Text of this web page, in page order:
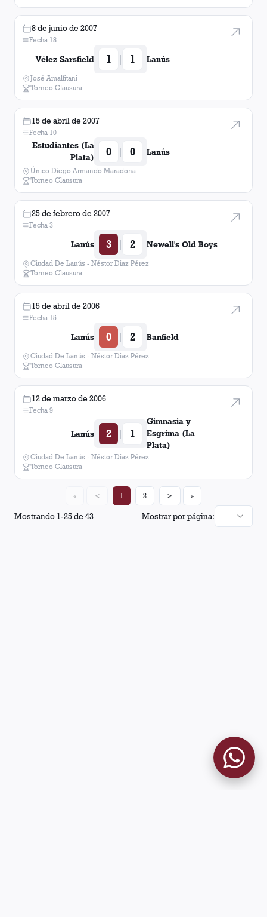
8 de junio de 2007
Fecha 18
Vélez Sarsfield 1 | 1 Lanús
José Amalfitani
Torneo Clausura
15 de abril de 2007
Fecha 10
Estudiantes (La
Plata)
0 | 0 Lanús
Único Diego Armando Maradona
Torneo Clausura
25 de febrero de 2007
Fecha 3
Lanús 3 | 2 Newell's Old Boys
Ciudad De Lanús - Néstor Diaz Pérez
Torneo Clausura
15 de abril de 2006
Fecha 15
Lanús 0 | 2 Banfield
Ciudad De Lanús - Néstor Diaz Pérez
Torneo Clausura
12 de marzo de 2006
Fecha 9
Lanús 2 | 1
Gimnasia y
Esgrima (La
Plata)
Ciudad De Lanús - Néstor Diaz Pérez
Torneo Clausura
Mostrando 1-25de43 Mostrar por página:
« < 1 2 > »